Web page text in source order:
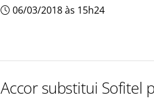
06/03/2018 às 15h24
Accor substitui Sofitel